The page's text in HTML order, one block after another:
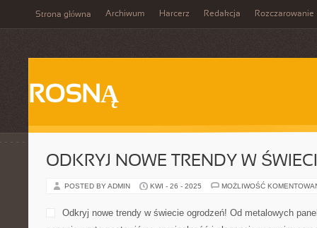
Strona główna Archiwum Harcerz Redakcja Rozczarowanie
ROSNĄ
ODKRYJ NOWE TRENDY W
POSTED BY ADMIN KWI - 26 - 2025 MOŻLIWOŚĆ
Odkryj nowe trendy w